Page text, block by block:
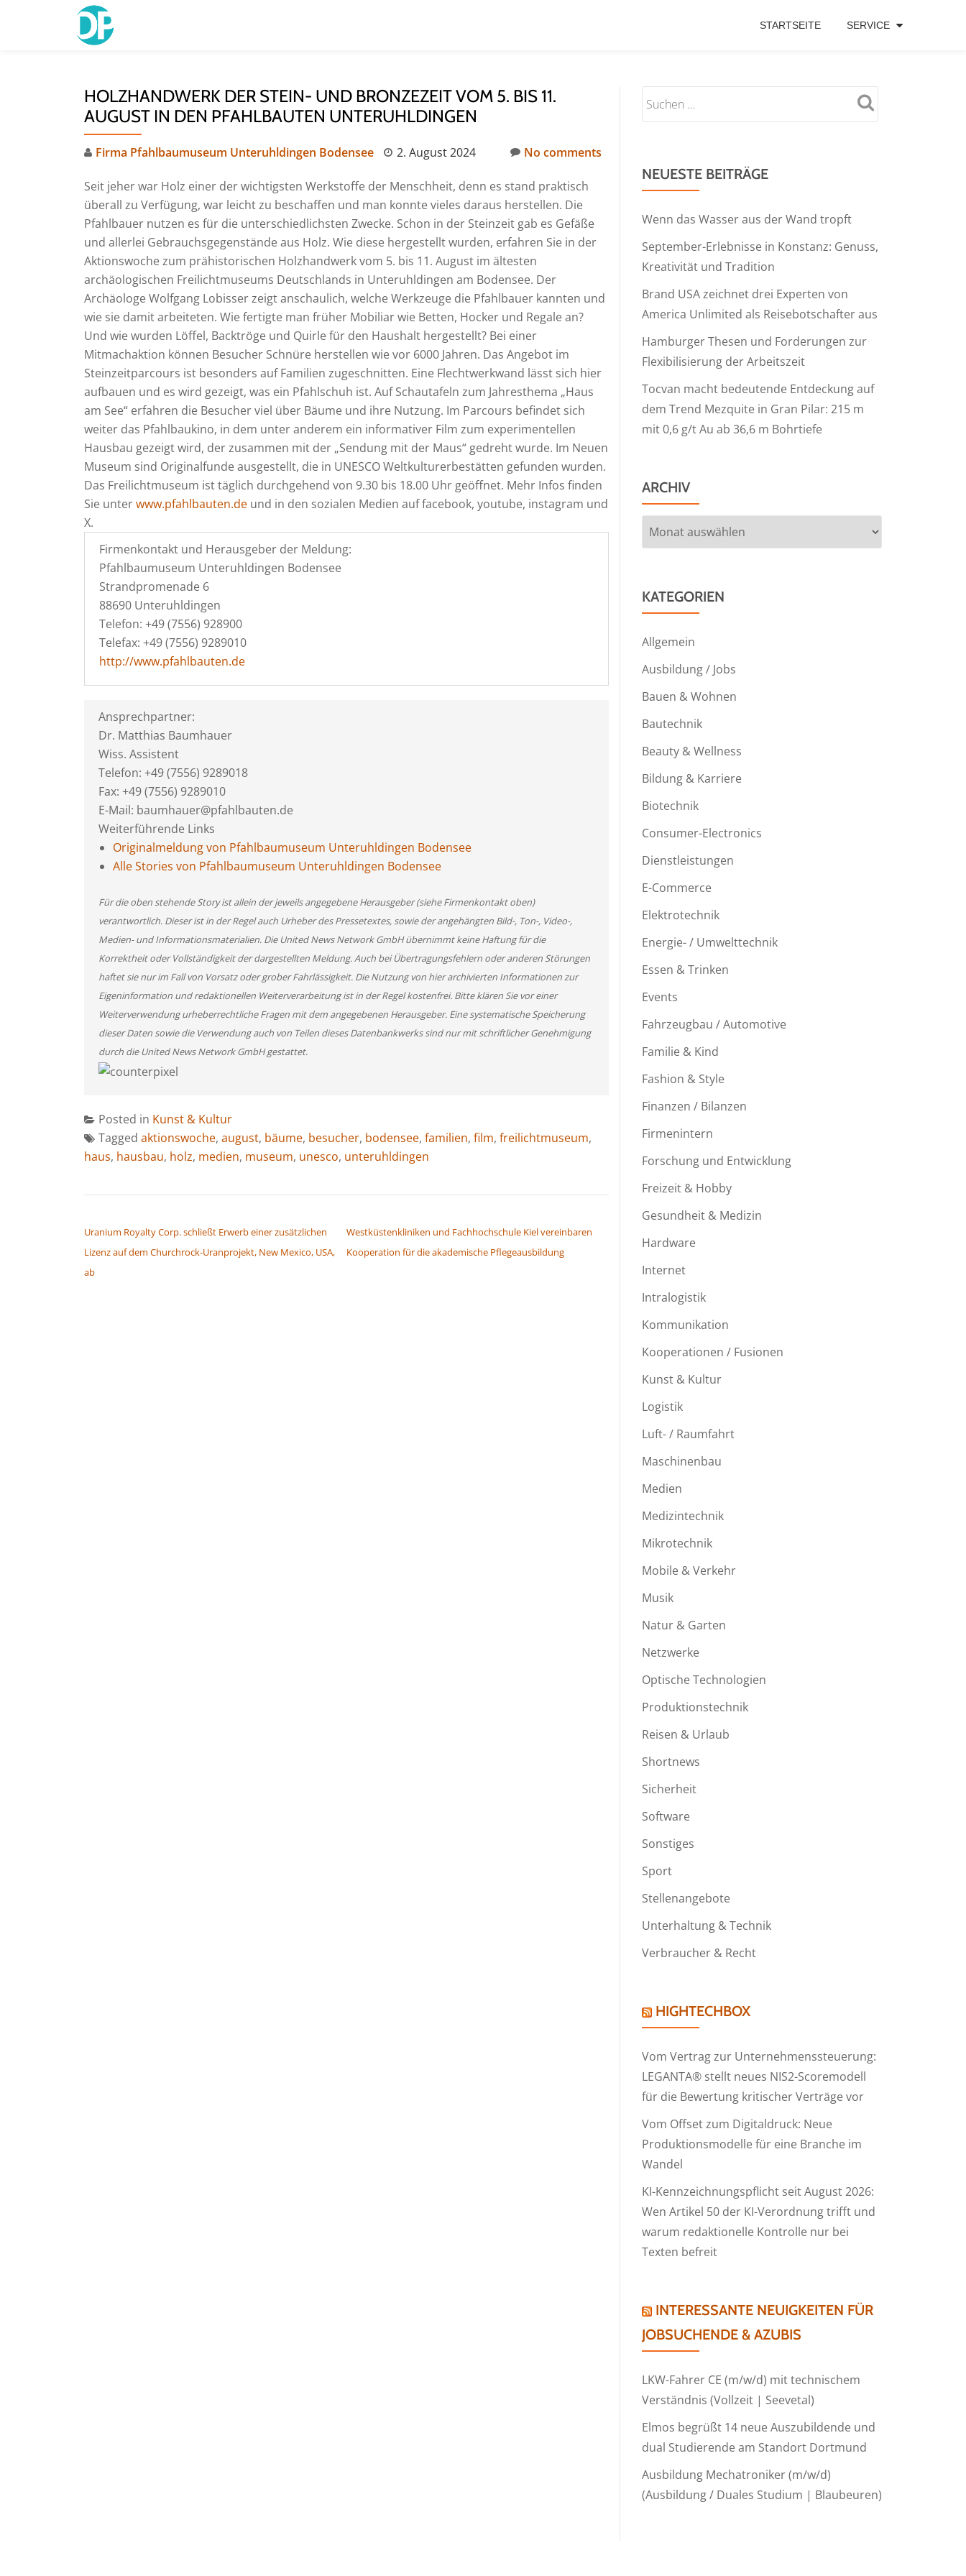
STARTSEITE SERVICE
HOLZHANDWERK DER STEIN- UND BRONZEZEIT VOM 5. BIS 11.
AUGUST IN DEN PFAHLBAUTEN UNTERUHLDINGEN
Firma Pfahlbaumuseum Unteruhldingen Bodensee 2. August 2024 No comments
Seit jeher war Holz einer der wichtigsten Werkstoffe der Menschheit, denn es stand praktisch
überall zu Verfügung, war leicht zu beschaffen und man konnte vieles daraus herstellen. Die
Pfahlbauer nutzen es für die unterschiedlichsten Zwecke. Schon in der Steinzeit gab es Gefäße
und allerlei Gebrauchsgegenstände aus Holz. Wie diese hergestellt wurden, erfahren Sie in der
Aktionswoche zum prähistorischen Holzhandwerk vom 5. bis 11. August im ältesten
archäologischen Freilichtmuseums Deutschlands in Unteruhldingen am Bodensee. Der
Archäologe Wolfgang Lobisser zeigt anschaulich, welche Werkzeuge die Pfahlbauer kannten und
wie sie damit arbeiteten. Wie fertigte man früher Mobiliar wie Betten, Hocker und Regale an?
Und wie wurden Löffel, Backtröge und Quirle für den Haushalt hergestellt? Bei einer
Mitmachaktion können Besucher Schnüre herstellen wie vor 6000 Jahren. Das Angebot im
Steinzeitparcours ist besonders auf Familien zugeschnitten. Eine Flechtwerkwand lässt sich hier
aufbauen und es wird gezeigt, was ein Pfahlschuh ist. Auf Schautafeln zum Jahresthema „Haus
am See“ erfahren die Besucher viel über Bäume und ihre Nutzung. Im Parcours befindet sich
weiter das Pfahlbaukino, in dem unter anderem ein informativer Film zum experimentellen
Hausbau gezeigt wird, der zusammen mit der „Sendung mit der Maus“ gedreht wurde. Im Neuen
Museum sind Originalfunde ausgestellt, die in UNESCO Weltkulturerbestätten gefunden wurden.
Das Freilichtmuseum ist täglich durchgehend von 9.30 bis 18.00 Uhr geöffnet. Mehr Infos finden
Sie unterwww.pfahlbauten.de und in den sozialen Medien auf facebook, youtube, instagram und
X.
Firmenkontakt und Herausgeber der Meldung:
Pfahlbaumuseum Unteruhldingen Bodensee
Strandpromenade 6
88690 Unteruhldingen
Telefon: +49 (7556) 928900
Telefax: +49 (7556) 9289010
http://www.pfahlbauten.de
Ansprechpartner:
Dr. Matthias Baumhauer
Wiss. Assistent
Telefon: +49 (7556) 9289018
Fax: +49 (7556) 9289010
E-Mail: baumhauer@pfahlbauten.de
Weiterführende Links
Originalmeldung von Pfahlbaumuseum Unteruhldingen Bodensee
Alle Stories von Pfahlbaumuseum Unteruhldingen Bodensee
Für die oben stehende Story ist allein der jeweils angegebene Herausgeber (siehe Firmenkontakt oben)
verantwortlich. Dieser ist in der Regel auch Urheber des Pressetextes, sowie der angehängten Bild-, Ton-, Video-,
Medien- und Informationsmaterialien. Die United News Network GmbH übernimmt keine Haftung für die
Korrektheit oder Vollständigkeit der dargestellten Meldung. Auch bei Übertragungsfehlern oder anderen Störungen
haftet sie nur im Fall von Vorsatz oder grober Fahrlässigkeit. Die Nutzung von hier archivierten Informationen zur
Eigeninformation und redaktionellen Weiterverarbeitung ist in der Regel kostenfrei. Bitte klären Sie vor einer
Weiterverwendung urheberrechtliche Fragen mit dem angegebenen Herausgeber. Eine systematische Speicherung
dieser Daten sowie die Verwendung auch von Teilen dieses Datenbankwerks sind nur mit schriftlicher Genehmigung
durch die United News Network GmbH gestattet.
Posted in Kunst & Kultur
Tagged aktionswoche, august, bäume, besucher, bodensee, familien, film, freilichtmuseum,
haus, hausbau, holz, medien, museum, unesco, unteruhldingen
Uranium Royalty Corp. schließt Erwerb einer zusätzlichen
Lizenz auf dem Churchrock-Uranprojekt, New Mexico, USA,
ab
Westküstenkliniken und Fachhochschule Kiel vereinbaren
Kooperation für die akademische Pflegeausbildung
NEUESTE BEITRÄGE
Wenn das Wasser aus der Wand tropft
September-Erlebnisse in Konstanz: Genuss,
Kreativität und Tradition
Brand USA zeichnet drei Experten von
America Unlimited als Reisebotschafter aus
Hamburger Thesen und Forderungen zur
Flexibilisierung der Arbeitszeit
Tocvan macht bedeutende Entdeckung auf
dem Trend Mezquite in Gran Pilar: 215 m
mit 0,6 g/t Au ab 36,6 m Bohrtiefe
ARCHIV
Archiv
KATEGORIEN
Allgemein
Ausbildung / Jobs
Bauen & Wohnen
Bautechnik
Beauty & Wellness
Bildung & Karriere
Biotechnik
Consumer-Electronics
Dienstleistungen
E-Commerce
Elektrotechnik
Energie- / Umwelttechnik
Essen & Trinken
Events
Fahrzeugbau / Automotive
Familie & Kind
Fashion & Style
Finanzen / Bilanzen
Firmenintern
Forschung und Entwicklung
Freizeit & Hobby
Gesundheit & Medizin
Hardware
Internet
Intralogistik
Kommunikation
Kooperationen / Fusionen
Kunst & Kultur
Logistik
Luft- / Raumfahrt
Maschinenbau
Medien
Medizintechnik
Mikrotechnik
Mobile & Verkehr
Musik
Natur & Garten
Netzwerke
Optische Technologien
Produktionstechnik
Reisen & Urlaub
Shortnews
Sicherheit
Software
Sonstiges
Sport
Stellenangebote
Unterhaltung & Technik
Verbraucher & Recht
HIGHTECHBOX
Vom Vertrag zur Unternehmenssteuerung:
LEGANTA® stellt neues NIS2-Scoremodell
für die Bewertung kritischer Verträge vor
Vom Offset zum Digitaldruck: Neue
Produktionsmodelle für eine Branche im
Wandel
KI-Kennzeichnungspflicht seit August 2026:
Wen Artikel 50 der KI-Verordnung trifft und
warum redaktionelle Kontrolle nur bei
Texten befreit
INTERESSANTE NEUIGKEITEN FÜR
JOBSUCHENDE & AZUBIS
LKW-Fahrer CE (m/w/d) mit technischem
Verständnis (Vollzeit | Seevetal)
Elmos begrüßt 14 neue Auszubildende und
dual Studierende am Standort Dortmund
Ausbildung Mechatroniker (m/w/d)
(Ausbildung / Duales Studium | Blaubeuren)